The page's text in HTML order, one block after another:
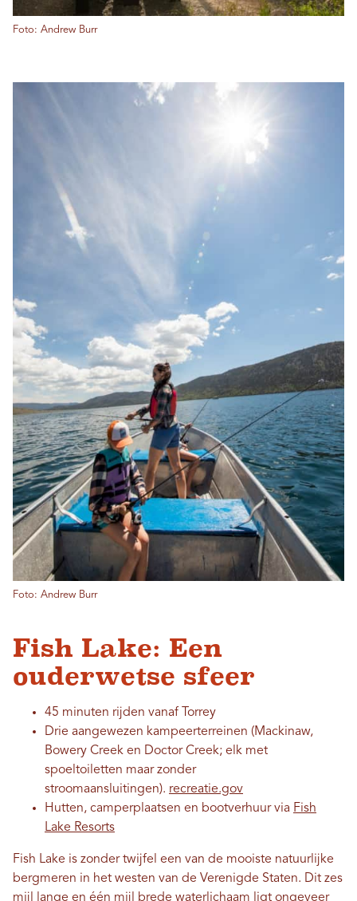
Foto: Andrew Burr
Foto: Andrew Burr
Fish Lake: Een
ouderwetse sfeer
45 minuten rijden vanaf Torrey
Drie aangewezen kampeerterreinen (Mackinaw,
Bowery Creek en Doctor Creek; elk met
spoeltoiletten maar zonder
stroomaansluitingen). recreatie.gov
Hutten, camperplaatsen en bootverhuur via Fish
Lake Resorts
Fish Lake is zonder twijfel een van de mooiste natuurlijke
bergmeren in het westen van de Verenigde Staten. Dit zes
mijl lange en één mijl brede waterlichaam ligt ongeveer